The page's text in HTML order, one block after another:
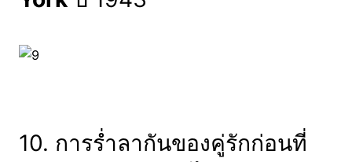
10. การร่ำลากันของคู่รักก่อนที่